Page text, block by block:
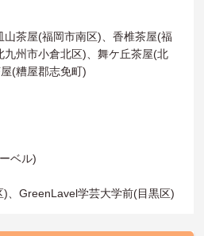
山茶屋(福岡市南区)、香椎茶屋(福
九州市小倉北区)、舞ケ丘茶屋(北
(糟屋郡志免町)
ベル)
、GreenLavel学芸大学前(目黒区)